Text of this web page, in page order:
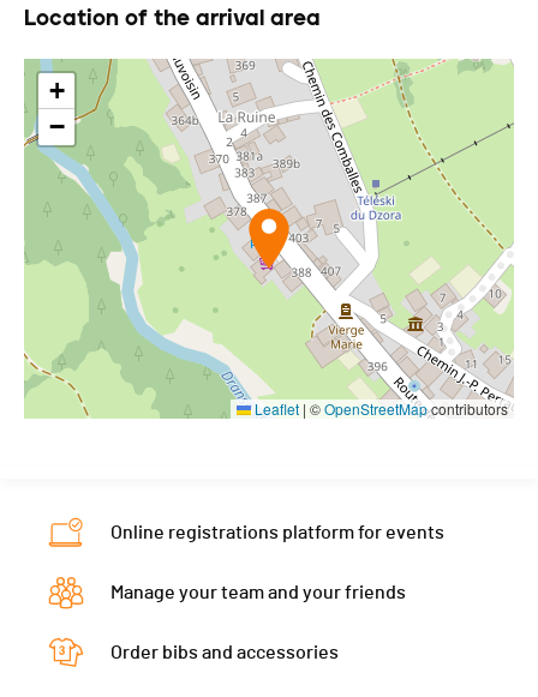
Location of the arrival area
+
−
Leaflet | ©OpenStreetMapcontributors
Online registrations platform for events
Manage your team and your friends
Order bibs and accessories